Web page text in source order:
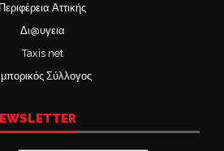
Περιφέρεια Αττικής
Δι@υγεια
Taxis net
Σύλλογος